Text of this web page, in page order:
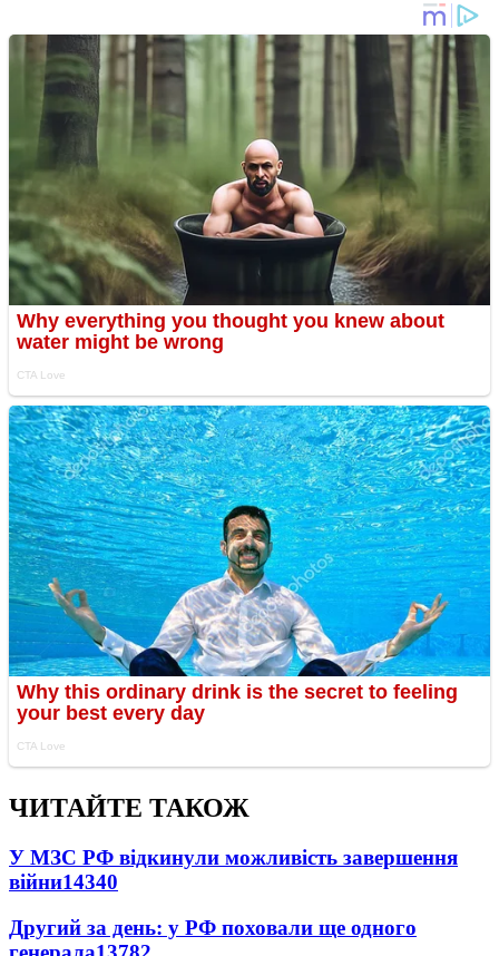
ЧИТАЙТЕ ТАКОЖ
У МЗС РФ відкинули можливість завершення
війни14340
Другий за день: у РФ поховали ще одного